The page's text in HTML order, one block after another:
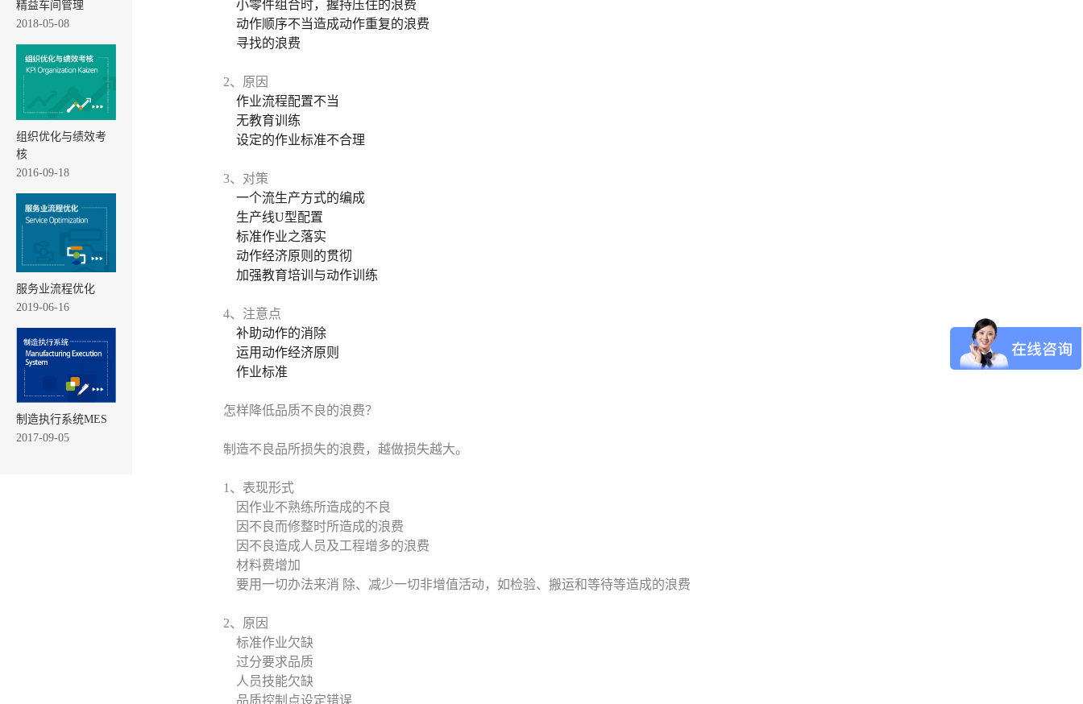
精益车间管理
2018-05-08
组织优化与绩效考
核
2016-09-18
服务业流程优化
2019-06-16
制造执行系统MES
2017-09-05
小零件组合时，握持压住的浪费
动作顺序不当造成动作重复的浪费
寻找的浪费
2、原因
作业流程配置不当
无教育训练
设定的作业标准不合理
3、对策
一个流生产方式的编成
生产线U型配置
标准作业之落实
动作经济原则的贯彻
加强教育培训与动作训练
4、注意点
补助动作的消除
运用动作经济原则
作业标准
怎样降低品质不良的浪费？
制造不良品所损失的浪费，越做损失越大。
1、表现形式
因作业不熟练所造成的不良
因不良而修整时所造成的浪费
因不良造成人员及工程增多的浪费
材料费增加
要用一切办法来消 除、减少一切非增值活动，如检验、搬运和等待等造成的浪费
2、原因
标准作业欠缺
过分要求品质
人员技能欠缺
品质控制点设定错误